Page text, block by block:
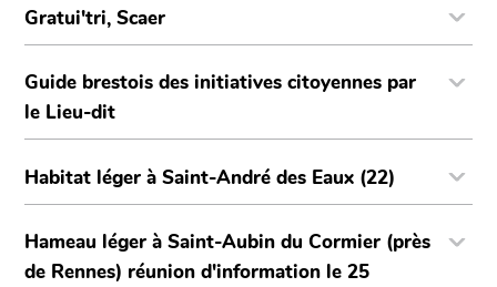
Gratui'tri, Scaer
Guide brestois des initiatives citoyennes par
le Lieu-dit
Habitat léger à Saint-André des Eaux (22)
Hameau léger à Saint-Aubin du Cormier (près
de Rennes) réunion d'information le 25